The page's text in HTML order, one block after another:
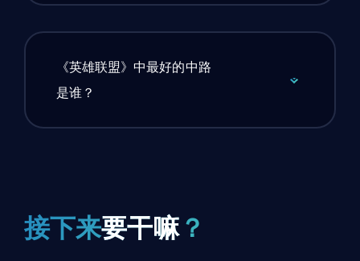
《英雄联盟》中最好的中路
是谁？
接下来要干嘛？